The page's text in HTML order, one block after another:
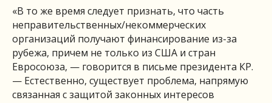
«В то же время следует признать, что часть
неправительственных/некоммерческих
организаций получают финансирование из-за
рубежа, причем не только из США и стран
Евросоюза, — говорится в письме президента КР.
— Естественно, существует проблема, напрямую
связанная с защитой законных интересов